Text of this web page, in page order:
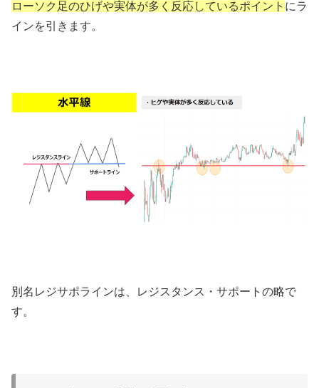
ローソク足のひげや実体が多く反応しているポイント にラ
インを引きます。
別名レジサポラインは、レジスタンス・サポートの略で
す。